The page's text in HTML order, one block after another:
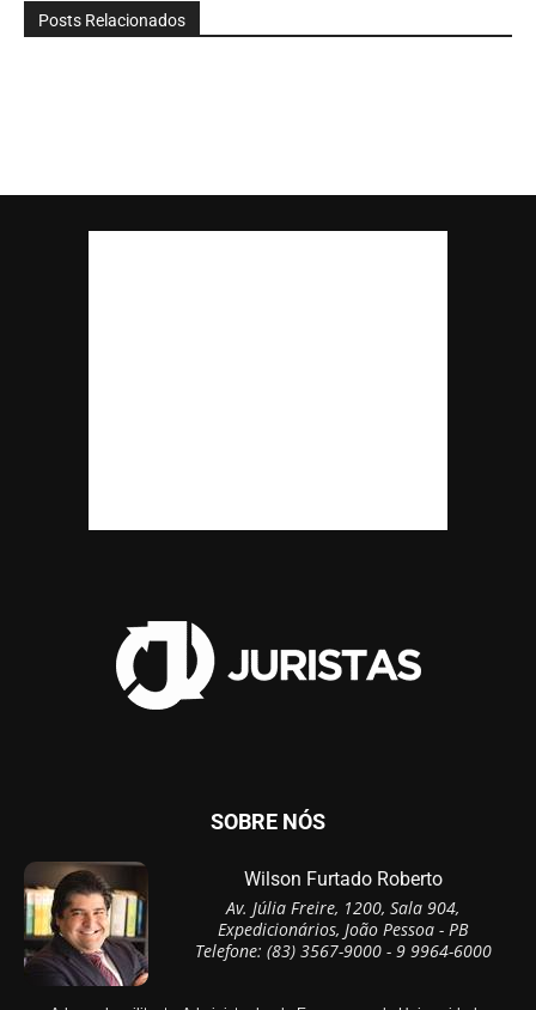
Posts Relacionados
SOBRE NÓS
Wilson Furtado Roberto
Av. Júlia Freire, 1200, Sala 904,
Expedicionários, João Pessoa - PB
Telefone: (83) 3567-9000 - 9 9964-6000